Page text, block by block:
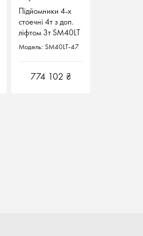
Підйомники 4-х
стоечні 4т з доп.
ліфтом 3т SM40LT
Rotary Німеччина
Модель: SM40LT-47
774 102 ₴
Підйомники 4-х
стоечні 4т з доп.
ліфтом 3т SM40LT
Rotary Німеччина
Модель: SM40LT-47
774 102 ₴